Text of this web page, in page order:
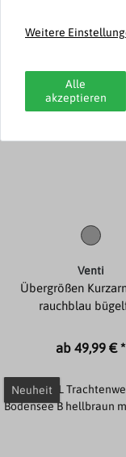
Venti
Übergrößen
rauchblau
ab 49,99 € *
Neuheit
Weitere
Alle
akzeptieren